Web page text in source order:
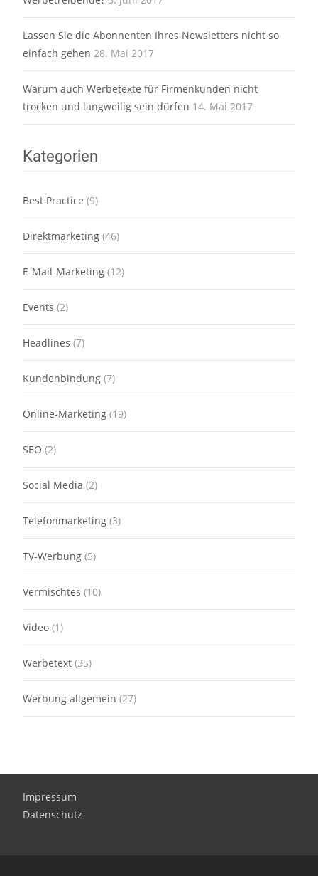
Lassen Sie die Abonnenten Ihres Newsletters nicht so
einfach gehen 28. Mai 2017
Warum auch Werbetexte für Firmenkunden nicht
trocken und langweilig sein dürfen 14. Mai 2017
Kategorien
Best Practice (9)
Direktmarketing (46)
E-Mail-Marketing (12)
Events (2)
Headlines (7)
Kundenbindung (7)
Online-Marketing (19)
SEO (2)
Social Media (2)
Telefonmarketing (3)
TV-Werbung (5)
Vermischtes (10)
Video (1)
Werbetext (35)
Werbung allgemein (27)
Impressum
Datenschutz